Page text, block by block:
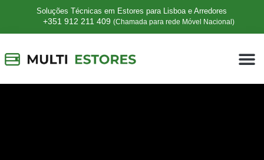
Soluções Técnicas em Estores para Lisboa e Arredores
+351 912 211 409 (Chamada para rede Móvel Nacional)